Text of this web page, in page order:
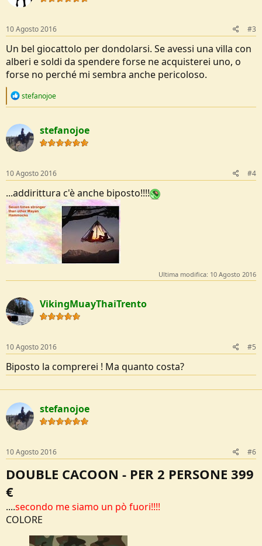
o
s
:
10 Agosto 2016 #3
Un bel giocattolo per dondolarsi. Se avessi una villa con
alberi e soldi da spendere forse ne acquisterei uno, o
forse no perché mi sembra anche pericoloso.
R
c
t
i
o
s
:
stefanojoe
stefanojoe
10 Agosto 2016 #4
...addirittura c'è anche biposto!!!!
Ultima modifica: 10 Agosto 2016
VikingMuayThaiTrento
10 Agosto 2016 #5
Biposto la comprerei ! Ma quanto costa?
stefanojoe
10 Agosto 2016 #6
DOUBLE CACOON - PER 2 PERSONE 399
€
....secondo me siamo un pò fuori!!!!
COLORE